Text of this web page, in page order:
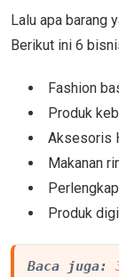
Lalu apa barang
Berikut ini 6
Fashion
Produk
Aksesoris
Makanan
Produk
Baca juga: